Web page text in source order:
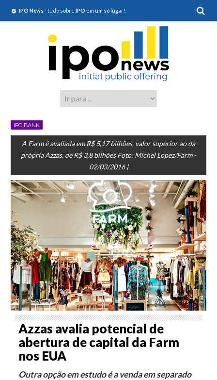
IPO News - tudo sobre IPO em um só lugar!
IPO BANK
A Farm é avaliada em R$ 5,17 bilhões, valor superior ao da
própria Azzas, de R$ 3,8 bilhões Foto: Michel Lopez/Farm -
02/03/2016 |
Azzas avalia potencial de
abertura de capital da Farm
nos EUA
Outra opção em estudo é a venda em separado